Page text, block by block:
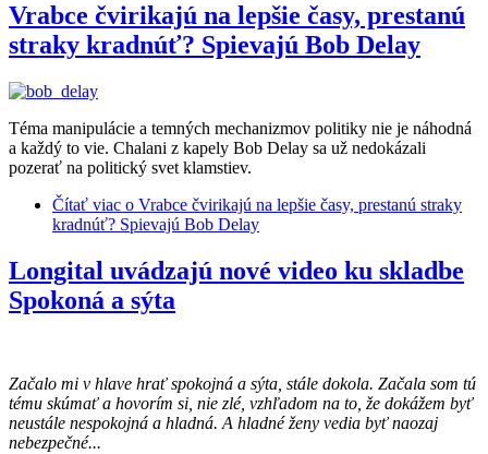
Vrabce čvirikajú na lepšie časy, prestanú
straky kradnúť? Spievajú Bob Delay
Téma manipulácie a temných mechanizmov politiky nie je náhodná
a každý to vie. Chalani z kapely Bob Delay sa už nedokázali
pozerať na politický svet klamstiev.
Čítať viac o Vrabce čvirikajú na lepšie časy, prestanú straky
kradnúť? Spievajú Bob Delay
Longital uvádzajú nové video ku skladbe
Spokoná a sýta
Začalo mi v hlave hrať spokojná a sýta, stále dokola. Začala som tú
tému skúmať a hovorím si, nie zlé, vzhľadom na to, že dokážem byť
neustále nespokojná a hladná. A hladné ženy vedia byť naozaj
nebezpečné...